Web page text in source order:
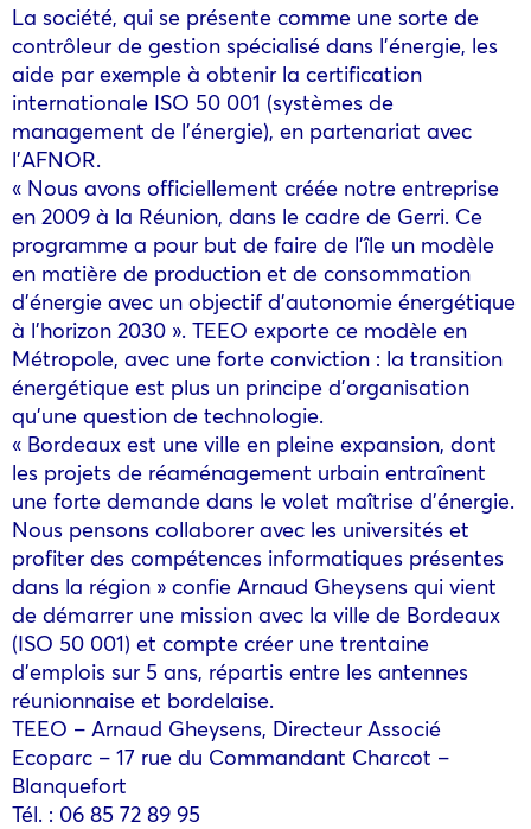
La société, qui se présente comme une sorte de
contrôleur de gestion spécialisé dans l’énergie, les
aide par exemple à obtenir la certification
internationale ISO 50 001 (systèmes de
management de l’énergie), en partenariat avec
l’AFNOR.
« Nous avons officiellement créée notre entreprise
en 2009 à la Réunion, dans le cadre de Gerri. Ce
programme a pour but de faire de l’île un modèle
en matière de production et de consommation
d’énergie avec un objectif d’autonomie énergétique
à l’horizon 2030 ». TEEO exporte ce modèle en
Métropole, avec une forte conviction : la transition
énergétique est plus un principe d’organisation
qu’une question de technologie.
« Bordeaux est une ville en pleine expansion, dont
les projets de réaménagement urbain entraînent
une forte demande dans le volet maîtrise d’énergie.
Nous pensons collaborer avec les universités et
profiter des compétences informatiques présentes
dans la région » confie Arnaud Gheysens qui vient
de démarrer une mission avec la ville de Bordeaux
(ISO 50 001) et compte créer une trentaine
d’emplois sur 5 ans, répartis entre les antennes
réunionnaise et bordelaise.
TEEO – Arnaud Gheysens, Directeur Associé
Ecoparc – 17 rue du Commandant Charcot –
Blanquefort
Tél. : 06 85 72 89 95